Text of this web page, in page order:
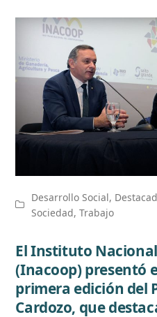
Desarrollo Social,
Sociedad,Trabajo
El Instituto
(Inacoop) presentó
primera edición del
Cardozo, que